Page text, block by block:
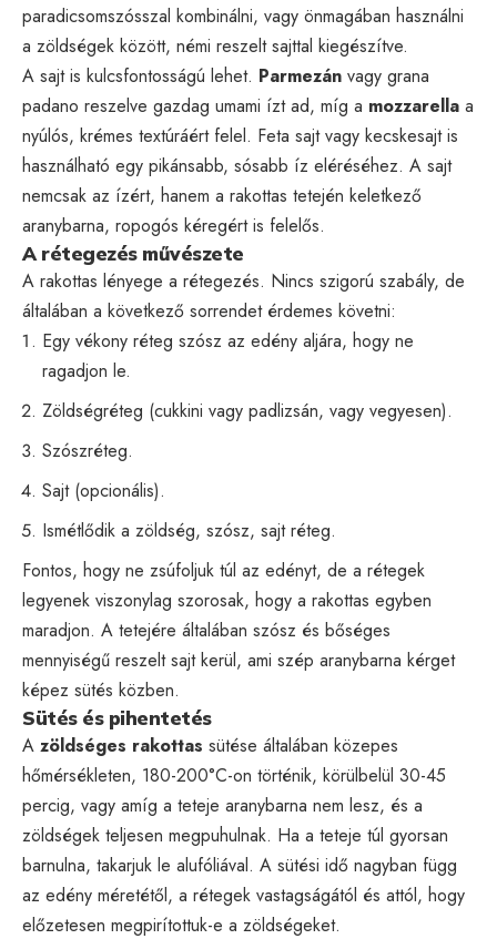
paradicsomszósszal kombinálni, vagy önmagában használni
a zöldségek között, némi reszelt sajttal kiegészítve.
A sajt is kulcsfontosságú lehet. Parmezán vagy grana
padano reszelve gazdag umami ízt ad, míg a mozzarella a
nyúlós, krémes textúráért felel. Feta sajt vagy kecskesajt is
használható egy pikánsabb, sósabb íz eléréséhez. A sajt
nemcsak az ízért, hanem a rakottas tetején keletkező
aranybarna, ropogós kéregért is felelős.
A rétegezés művészete
A rakottas lényege a rétegezés. Nincs szigorú szabály, de
általában a következő sorrendet érdemes követni:
Egy vékony réteg szósz az edény aljára, hogy ne
ragadjon le.
Zöldségréteg (cukkini vagy padlizsán, vagy vegyesen).
Szószréteg.
Sajt (opcionális).
Ismétlődik a zöldség, szósz, sajt réteg.
Fontos, hogy ne zsúfoljuk túl az edényt, de a rétegek
legyenek viszonylag szorosak, hogy a rakottas egyben
maradjon. A tetejére általában szósz és bőséges
mennyiségű reszelt sajt kerül, ami szép aranybarna kérget
képez sütés közben.
Sütés és pihentetés
A zöldséges rakottas sütése általában közepes
hőmérsékleten, 180-200°C-on történik, körülbelül 30-45
percig, vagy amíg a teteje aranybarna nem lesz, és a
zöldségek teljesen megpuhulnak. Ha a teteje túl gyorsan
barnulna, takarjuk le alufóliával. A sütési idő nagyban függ
az edény méretétől, a rétegek vastagságától és attól, hogy
előzetesen megpirítottuk-e a zöldségeket.